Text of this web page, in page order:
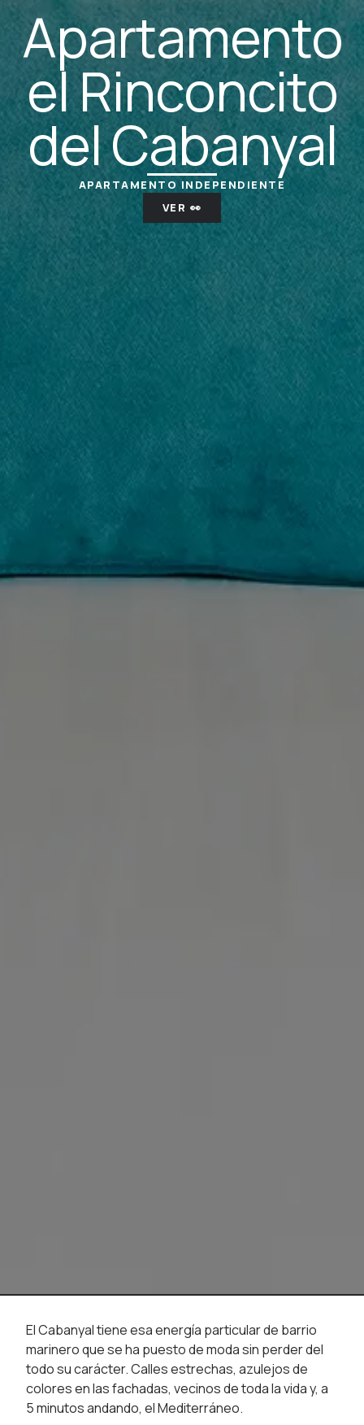
Apartamento
el Rinconcito
del Cabanyal
APARTAMENTO INDEPENDIENTE
VER 👀
El Cabanyal tiene esa energía particular de barrio
marinero que se ha puesto de moda sin perder del
todo su carácter. Calles estrechas, azulejos de
colores en las fachadas, vecinos de toda la vida y, a
5 minutos andando, el Mediterráneo.